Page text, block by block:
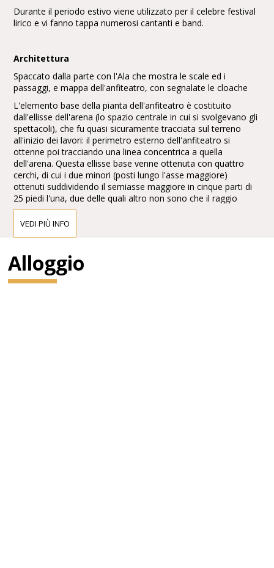
Durante il periodo estivo viene utilizzato per il celebre festival
lirico e vi fanno tappa numerosi cantanti e band.
Architettura
Spaccato dalla parte con l'Ala che mostra le scale ed i
passaggi, e mappa dell'anfiteatro, con segnalate le cloache
L'elemento base della pianta dell'anfiteatro è costituito
dall'ellisse dell'arena (lo spazio centrale in cui si svolgevano gli
spettacoli), che fu quasi sicuramente tracciata sul terreno
all'inizio dei lavori: il perimetro esterno dell'anfiteatro si
ottenne poi tracciando una linea concentrica a quella
dell'arena. Questa ellisse base venne ottenuta con quattro
cerchi, di cui i due minori (posti lungo l'asse maggiore)
ottenuti suddividendo il semiasse maggiore in cinque parti di
25 piedi l'una, due delle quali altro non sono che il raggio
preso all'estremità dello stesso asse maggiore. La curva
maggiore invece ha un raggio di sette parti da 25 piedi, con il
romani, dunque una cifra tonda, a conferma della semplicità
del modulo base utilizzato, con un rapporto tra asse
maggiore e asse minore di 5 a 3. La cavea è invece larga
VEDI PIÙ INFO
Alloggio